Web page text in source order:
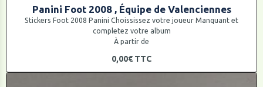
Panini Foot 2008 , Équipe de Valenciennes
Stickers Foot 2008 Panini Choississez votre joueur Manquant et
completez votre album
À partir de
0,00€ TTC